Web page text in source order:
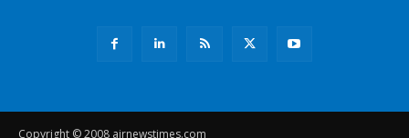
Copyright © 2008 airnewstimes.com